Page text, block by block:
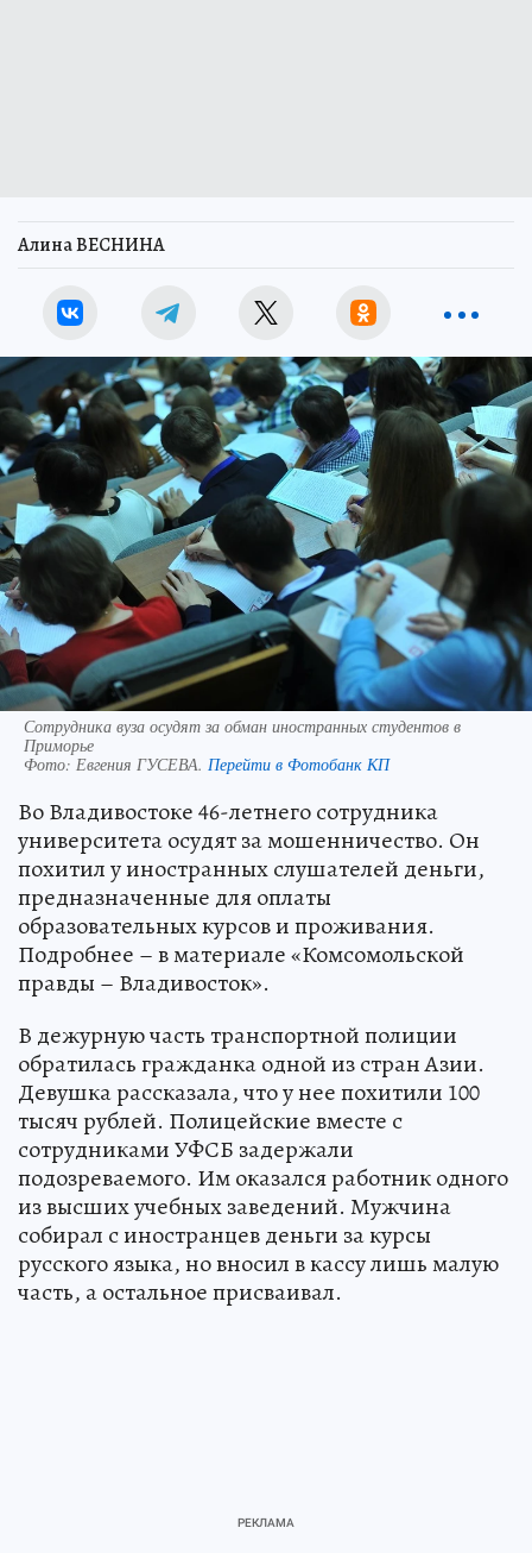
Алина ВЕСНИНА
Сотрудника вуза осудят за обман иностранных студентов в
Приморье
Фото: Евгения ГУСЕВА. Перейти в Фотобанк КП
Во Владивостоке 46-летнего сотрудника
университета осудят за мошенничество. Он
похитил у иностранных слушателей деньги,
предназначенные для оплаты
образовательных курсов и проживания.
Подробнее – в материале «Комсомольской
правды – Владивосток».
В дежурную часть транспортной полиции
обратилась гражданка одной из стран Азии.
Девушка рассказала, что у нее похитили 100
тысяч рублей. Полицейские вместе с
сотрудниками УФСБ задержали
подозреваемого. Им оказался работник одного
из высших учебных заведений. Мужчина
собирал с иностранцев деньги за курсы
русского языка, но вносил в кассу лишь малую
часть, а остальное присваивал.